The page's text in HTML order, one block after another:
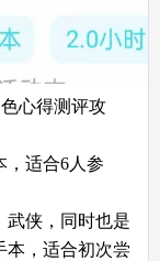
心得测评攻
适合6人参
侠，同时也是
本，适合初次尝